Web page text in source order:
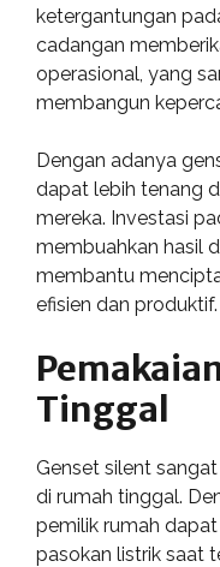
ketergantungan
cadangan
operasional, yang
membangun
Dengan adanya
dapat lebih tenang
mereka. Investasi
membuahkan hasil
membantu
efisien dan produktif.
Tinggal
Genset silent
di rumah tinggal.
pemilik rumah
pasokan listrik saat